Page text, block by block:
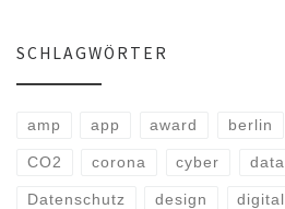
SCHLAGWÖRTER
amp app award berlin
CO2 corona cyber data
Datenschutz design digital